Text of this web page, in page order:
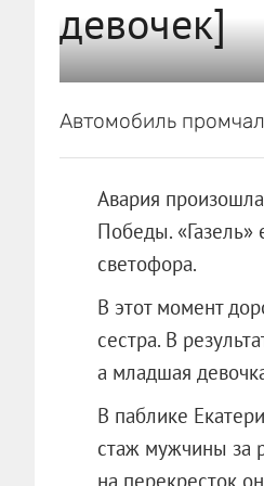
девочек]
Автомобиль
Авария
Победы.
светофора.
В этот момент
сестра. В
а младшая
В паблике
стаж мужчины за
на перекресток